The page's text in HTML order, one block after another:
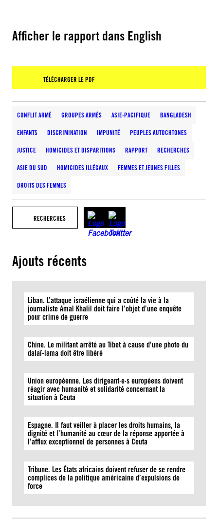
Afficher le rapport dans English
TÉLÉCHARGER LE PDF
CONFLIT ARMÉ GROUPES ARMÉS ASIE-PACIFIQUE BANGLADESH
ENFANTS DISCRIMINATION IMPUNITÉ PEUPLES AUTOCHTONES
JUSTICE HOMICIDES ET DISPARITIONS RAPPORT RECHERCHES
ASIE DU SUD HOMICIDES ILLÉGAUX FEMMES ET JEUNES FILLES
DROITS DES FEMMES
RECHERCHES
Ajouts récents
Liban. L’attaque israélienne qui a coûté la vie à la
journaliste Amal Khalil doit faire l’objet d’une enquête
pour crime de guerre
Chine. Le militant arrêté au Tibet à cause d’une photo du
dalaï-lama doit être libéré
Union européenne. Les dirigeant·e·s européens doivent
réagir avec humanité et solidarité concernant la
situation à Ceuta
Espagne. Il faut veiller à placer les droits humains, la
dignité et l’humanité au cœur de la réponse apportée à
l’afflux exceptionnel de personnes à Ceuta
Tribune. Les États africains doivent refuser de se rendre
complices de la politique américaine d’expulsions de
force